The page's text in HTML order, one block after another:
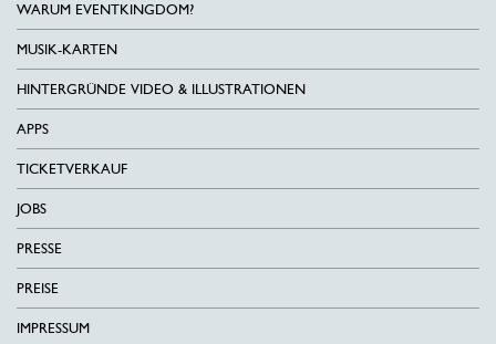
WARUM EVENTKINGDOM?
MUSIK-KARTEN
HINTERGRÜNDE VIDEO & ILLUSTRATIONEN
APPS
TICKETVERKAUF
JOBS
PRESSE
PREISE
IMPRESSUM